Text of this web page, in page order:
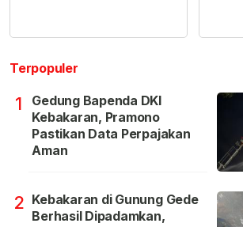
Terpopuler
1
Gedung Bapenda DKI
Kebakaran, Pramono
Pastikan Data Perpajakan
Aman
2 Kebakaran di Gunung Gede
Berhasil Dipadamkan,